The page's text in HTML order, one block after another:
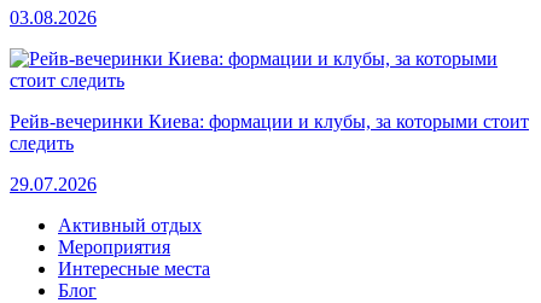
03.08.2026
Рейв-вечеринки Киева: формации и клубы, за которыми стоит
следить
29.07.2026
Активный отдых
Мероприятия
Интересные места
Блог